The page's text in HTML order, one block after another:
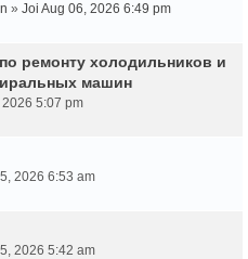
» Joi Aug 06, 2026 6:49 pm
ремонту холодильников и
машин
5:07 pm
2026 6:53 am
2026 5:42 am